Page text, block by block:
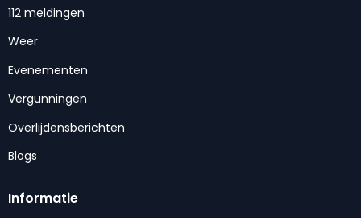
112 meldingen
Weer
Evenementen
Vergunningen
Overlijdensberichten
Blogs
Informatie